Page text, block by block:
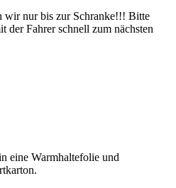
nur bis zur Schranke!!! Bitte
der Fahrer schnell zum nächsten
eine Warmhaltefolie und